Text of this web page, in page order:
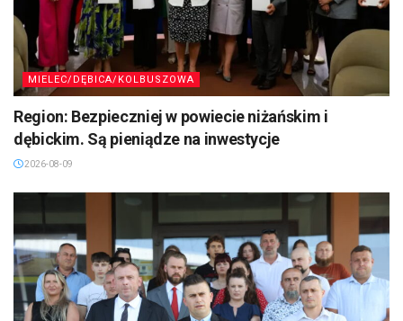
MIELEC/DĘBICA/KOLBUSZOWA
Region: Bezpieczniej w powiecie niżańskim i
dębickim. Są pieniądze na inwestycje
2026-08-09